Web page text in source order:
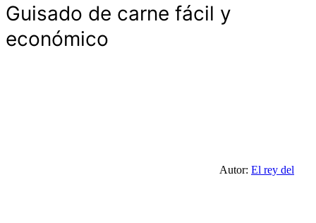
Guisado de carne fácil y
económico
Autor: El rey del